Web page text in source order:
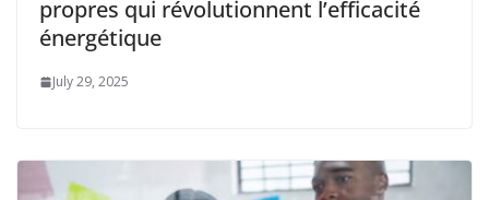
propres qui révolutionnent l’efficacité
énergétique
July 29, 2025